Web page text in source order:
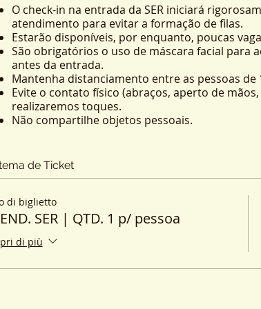
O check-in na entrada da SER iniciará
atendimento para evitar a formação de filas.
Estarão disponíveis, por enquanto, poucas
São obrigatórios o uso de máscara facial para
antes da entrada.
Mantenha distanciamento entre as pessoas de
Evite o contato físico (abraços, aperto de
realizaremos toques.
Não compartilhe objetos pessoais.
em gel pessoal.
Para seu conforto, traga sua garrafa de água.
Todos os ambientes de uso comum (cadeiras,
depois dos atendimentos.
As pessoas que fazem parte do
Grupo de Risco
deverãooptar preferencialmente
de Ticket
di biglietto
SER | QTD. 1 p/ pessoa
di più